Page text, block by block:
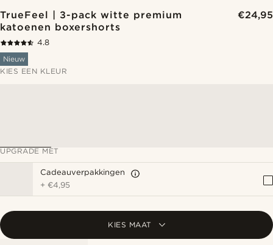
TrueFeel | 3-pack witte premium
katoenen boxershorts
€24,95
4.8
Nieuw
KIES EEN KLEUR
UPGRADE MET
Cadeauverpakkingen
+€4,95
KIES MAAT